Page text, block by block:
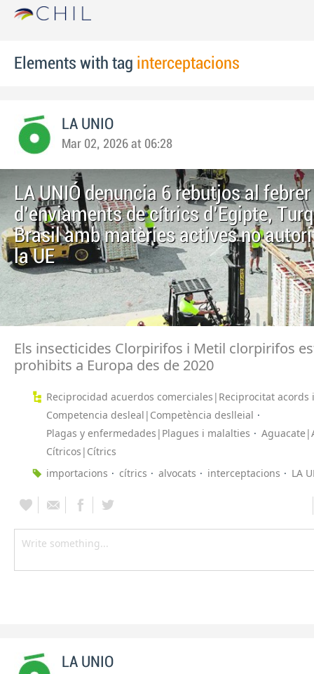
Elements with tag interceptacions
LA UNIO
Mar 02, 2026 at 06:28
LA UNIÓ denuncia 6 rebutjos al febrer
d'enviaments de cítrics d'Egipte,
Brasil amb matèries actives no
la UE
Els insecticides Clorpirifos i Metil clorpirifos
prohibits a Europa des de 2020
Reciprocidad acuerdos comerciales|Reciprocitat
Competencia desleal|Competència deslleial
Plagas y enfermedades|Plagues i malalties
Cítricos|Cítrics
importacions
cítrics alvocats interceptacions LA
LA UNIO